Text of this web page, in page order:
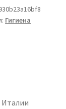
Гигиена
Италии